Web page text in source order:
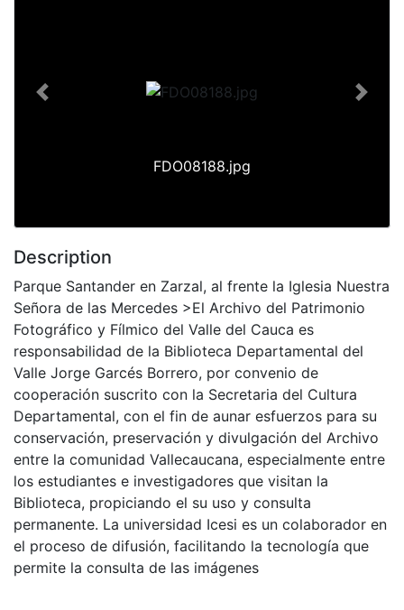
FDO08188.jpg
Previous Next
Description
Parque Santander en Zarzal, al frente la Iglesia Nuestra
Señora de las Mercedes >El Archivo del Patrimonio
Fotográfico y Fílmico del Valle del Cauca es
responsabilidad de la Biblioteca Departamental del
Valle Jorge Garcés Borrero, por convenio de
cooperación suscrito con la Secretaria del Cultura
Departamental, con el fin de aunar esfuerzos para su
conservación, preservación y divulgación del Archivo
entre la comunidad Vallecaucana, especialmente entre
los estudiantes e investigadores que visitan la
Biblioteca, propiciando el su uso y consulta
permanente. La universidad Icesi es un colaborador en
el proceso de difusión, facilitando la tecnología que
permite la consulta de las imágenes